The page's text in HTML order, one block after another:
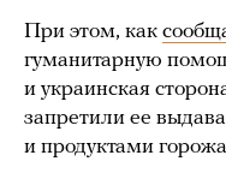
При этом, как
гуманитарную
и украинская
запретили ее
и продуктами